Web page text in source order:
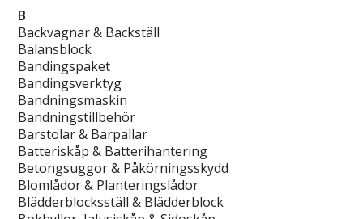
B
Backvagnar & Backställ
Balansblock
Bandingspaket
Bandingsverktyg
Bandningsmaskin
Bandningstillbehör
Barstolar & Barpallar
Batteriskåp & Batterihantering
Betongsuggor & Påkörningsskydd
Blomlådor & Planteringslådor
Blädderblocksställ & Blädderblock